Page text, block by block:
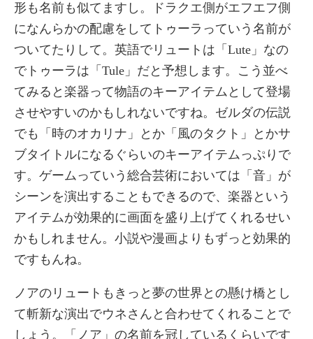
形も名前も似てますし。ドラクエ側がエフエフ側
になんらかの配慮をしてトゥーラっていう名前が
ついてたりして。英語でリュートは「Lute」なの
でトゥーラは「Tule」だと予想します。こう並べ
てみると楽器って物語のキーアイテムとして登場
させやすいのかもしれないですね。ゼルダの伝説
でも「時のオカリナ」とか「風のタクト」とかサ
ブタイトルになるぐらいのキーアイテムっぷりで
す。ゲームっていう総合芸術においては「音」が
シーンを演出することもできるので、楽器という
アイテムが効果的に画面を盛り上げてくれるせい
かもしれません。小説や漫画よりもずっと効果的
ですもんね。
ノアのリュートもきっと夢の世界との懸け橋とし
て斬新な演出でウネさんと合わせてくれることで
しょう。「ノア」の名前を冠しているくらいです